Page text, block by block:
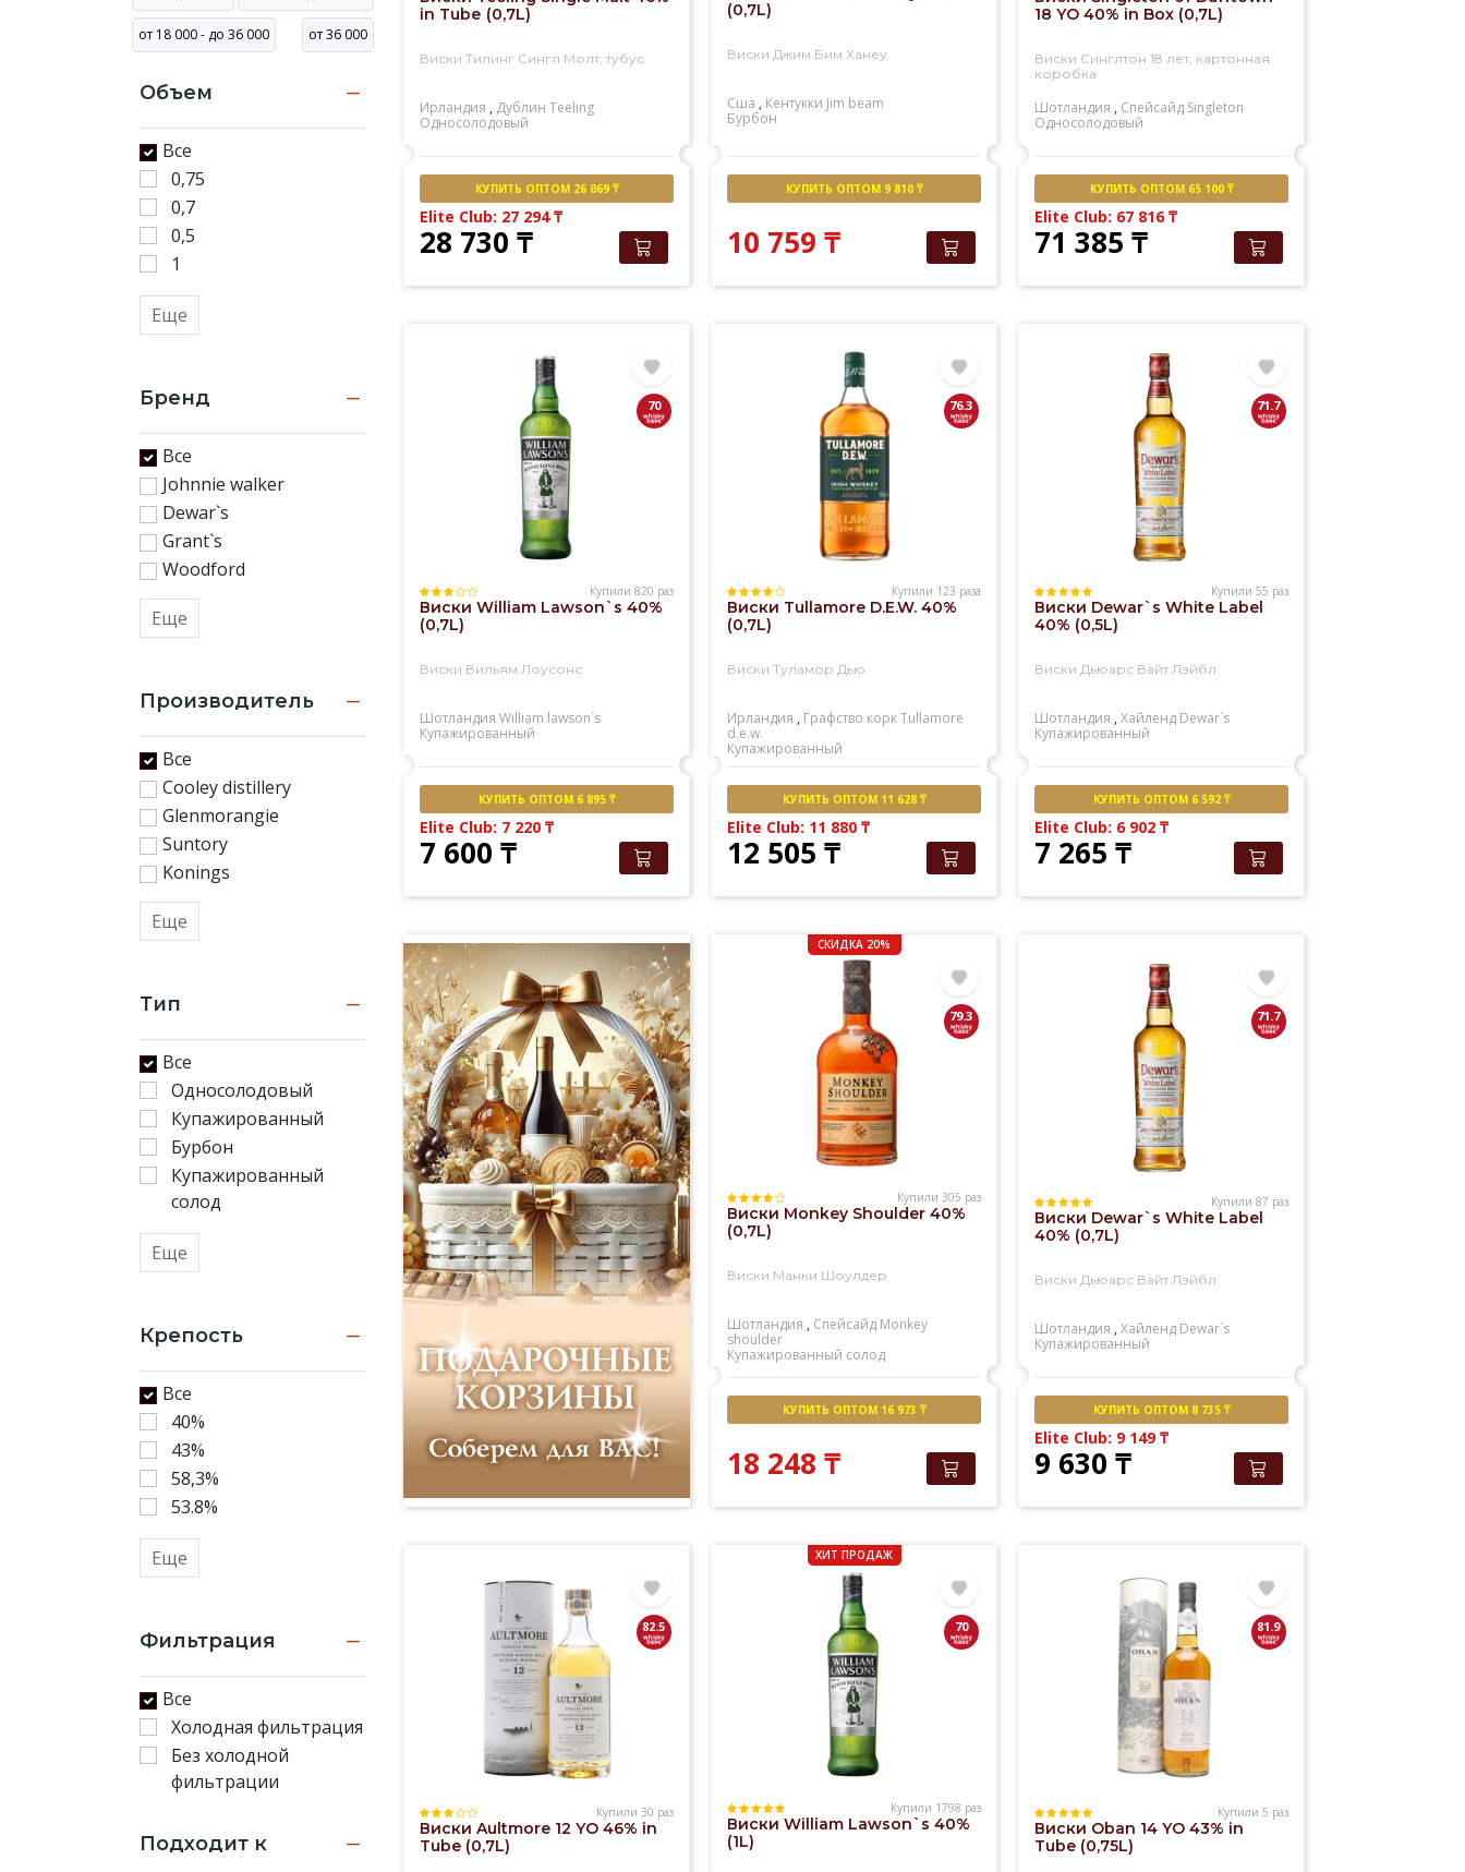
Канаде,
известен
также
виски.
нас
вы
найдете
огромный
ассортимент
солодового
купажированного
виски
от 18 000 - до 36 000 от 36 000
Объем
Все
0,75
0,7
0,5
1
Еще
Бренд
Все
Johnnie walker
Dewar`s
Grant`s
Woodford
Еще
Производитель
Все
Cooley distillery
Glenmorangie
Suntory
Konings
Еще
Тип
Все
Односолодовый
Купажированный
Бурбон
Купажированный
солод
Еще
Крепость
Все
40%
43%
58,3%
53.8%
Еще
Фильтрация
Все
Холодная фильтрация
Без холодной
фильтрации
Подходит к
in Tubе (0,7L)
Виски Тилинг Сингл Молт, тубус
Ирландия , Дублин Teeling
Односолодовый
КУПИТЬ ОПТОМ 26 069 ₸
Elite Club: 27 294₸
28 730₸
(0,7L)
Виски Джим Бим Ханеу
Сша , Кентукки Jim beam
Бурбон
КУПИТЬ ОПТОМ 9 810 ₸
10 759₸
18 YO 40% in Box (0,7L)
Виски Синглтон 18 лет, картонная
коробка
Шотландия , Спейсайд Singleton
Односолодовый
КУПИТЬ ОПТОМ 65 100 ₸
Elite Club: 67 816₸
71 385₸
70
Купили 820 раз
Виски William Lawson`s 40%
(0,7L)
Виски Вильям Лоусонс
Шотландия William lawson`s
Купажированный
КУПИТЬ ОПТОМ 6 895 ₸
Elite Club: 7 220₸
7 600₸
76.3
Купили 123 раза
Виски Tullamore D.E.W. 40%
(0,7L)
Виски Туламор Дью
Ирландия , Графство корк Tullamore
d.e.w.
Купажированный
КУПИТЬ ОПТОМ 11 628 ₸
Elite Club: 11 880₸
12 505₸
71.7
Купили 55 раз
Виски Dewar`s White Label
40% (0,5L)
Виски Дьюарс Вайт Лэйбл
Шотландия ,Хайленд Dewar`s
Купажированный
КУПИТЬ ОПТОМ 6 592 ₸
Elite Club: 6 902₸
7 265₸
СКИДКА 20%
79.3
Купили 305 раз
Виски Monkey Shoulder 40%
(0,7L)
Виски Манки Шоулдер
Шотландия , Спейсайд Monkey
shoulder
Купажированный солод
КУПИТЬ ОПТОМ 16 973 ₸
18 248₸
71.7
Купили 87 раз
Виски Dewar`s White Label
40% (0,7L)
Виски Дьюарс Вайт Лэйбл
Шотландия ,Хайленд Dewar`s
Купажированный
КУПИТЬ ОПТОМ 8 735 ₸
Elite Club: 9 149₸
9 630₸
82.5
Купили 30 раз
Виски Aultmore 12 YO 46% in
Tube (0,7L)
ХИТ ПРОДАЖ
70
Купили 1798 раз
Виски William Lawson`s 40%
(1L)
81.9
Купили 5 раз
Виски Oban 14 YO 43% in
Tube (0,75L)